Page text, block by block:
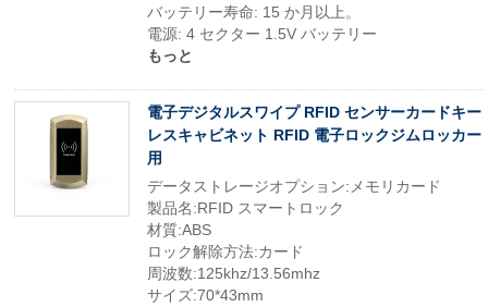
バッテリー寿命: 15 か月以上。
電源: 4 セクター 1.5V バッテリー
もっと
電子デジタルスワイプ RFID センサーカードキー
レスキャビネット RFID 電子ロックジムロッカー
用
データストレージオプション:メモリカード
製品名:RFID スマートロック
材質:ABS
ロック解除方法:カード
周波数:125khz/13.56mhz
サイズ:70*43mm